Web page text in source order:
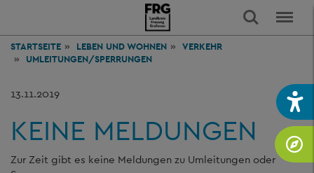
STARTSEITE LEBEN UND WOHNEN
VERKEHR
UMLEITUNGEN/SPERRUNGEN
13.11.2019
KEINE MELDUNGEN
Zur Zeit gibt es keine Meldungen zu Umleitungen oder